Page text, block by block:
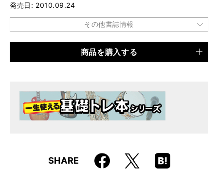
発売日
2010.09.24
その他書誌情報
商品を購入する
SHARE FacebooX
Hatena